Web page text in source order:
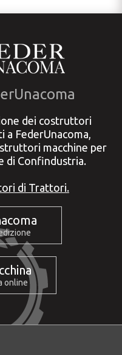
dei costruttori
FederUnacoma,
macchine per
di Confindustria.
di Trattori.
online